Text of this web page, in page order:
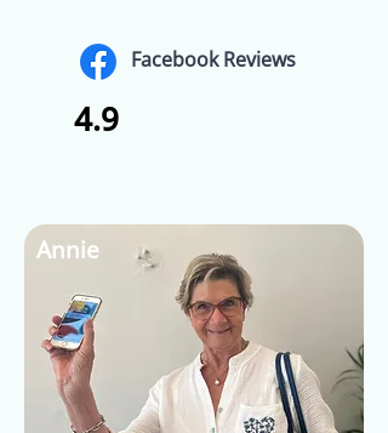
Facebook Reviews
4.9
Annie